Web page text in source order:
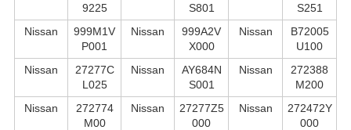
9225
S801
S251
Nissan
999M1V
P001
Nissan
999A2V
X000
Nissan
B72005
U100
Nissan
27277C
L025
Nissan
AY684N
S001
Nissan
272388
M200
Nissan
272774
M00
Nissan
27277Z5
000
Nissan
272472Y
000